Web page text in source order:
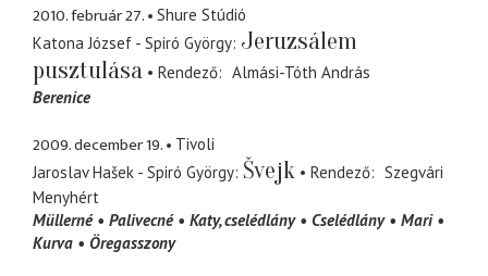
2010. február 27.
Shure Stúdió
Katona József - Spiró György Jeruzsálem
pusztulása
Rendező
Almási-Tóth András
Berenice
2009. december 19.
Tivoli
Jaroslav Hašek - Spiró György Švejk Rendező
Szegvári
Menyhért
Müllerné
Palivecné Katy cselédlány Cselédlány
Mari
Kurva
Öregasszony